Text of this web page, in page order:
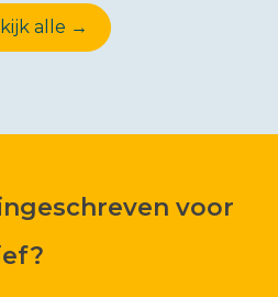
alle →
voor